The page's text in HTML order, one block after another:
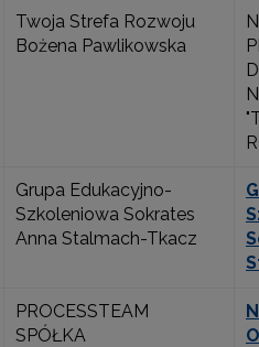
Twoja Strefa Rozwoju
Bożena Pawlikowska
Grupa Edukacyjno-
Szkoleniowa Sokrates
Anna Stalmach-Tkacz
PROCESSTEAM
SPÓŁKA